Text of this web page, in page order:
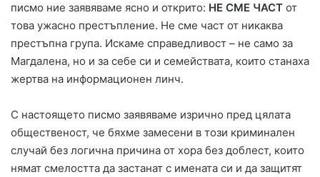
писмо ние заявяваме ясно и открито: НЕ СМЕ ЧАСТ от
това ужасно престъпление. Не сме част от никаква
престъпна група. Искаме справедливост – не само за
Магдалена, но и за себе си и семействата, които станаха
жертва на информационен линч.
С настоящето писмо заявяваме изрично пред цялата
общественост, че бяхме замесени в този криминален
случай без логична причина от хора без доблест, които
нямат смелостта да застанат с имената си и да защитят